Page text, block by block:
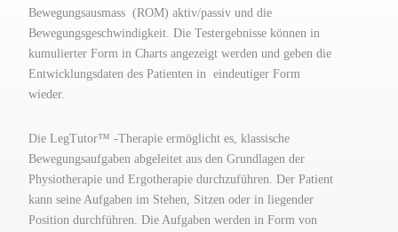
Bewegungsausmass (ROM) aktiv/passiv und die
Bewegungsgeschwindigkeit. Die Testergebnisse können in
kumulierter Form in Charts angezeigt werden und geben die
Entwicklungsdaten des Patienten in eindeutiger Form
wieder.
Die LegTutor™ -Therapie ermöglicht es, klassische
Bewegungsaufgaben abgeleitet aus den Grundlagen der
Physiotherapie und Ergotherapie durchzuführen. Der Patient
kann seine Aufgaben im Stehen, Sitzen oder in liegender
Position durchführen. Die Aufgaben werden in Form von